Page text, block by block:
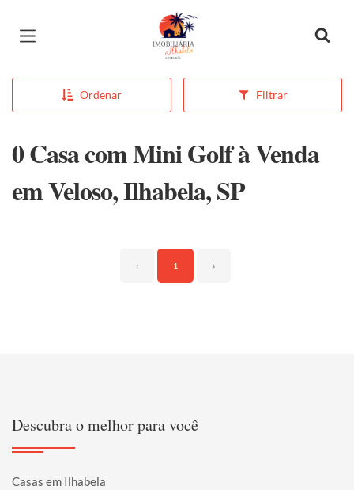
Página inicial
Ordenar Filtrar
0 Casa com Mini Golf à Venda
em Veloso, Ilhabela, SP
‹ 1 ›
Descubra o melhor para você
Casas em Ilhabela